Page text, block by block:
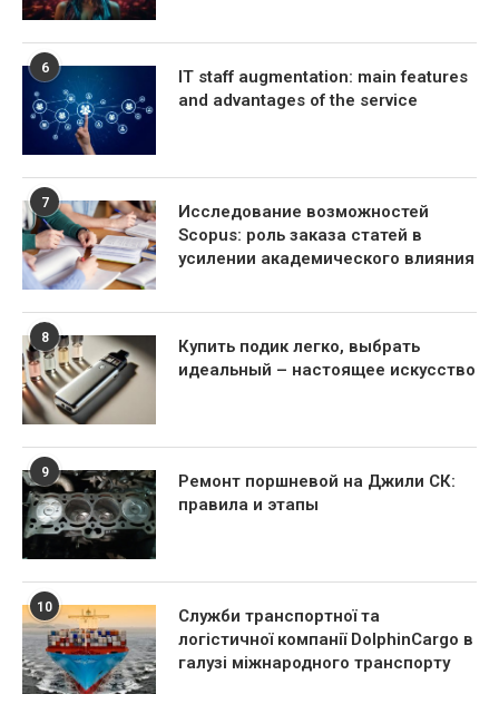
6
IT staff augmentation: main features
and advantages of the service
7
Исследование возможностей
Scopus: роль заказа статей в
усилении академического влияния
8
Купить подик легко, выбрать
идеальный – настоящее искусство
9
Ремонт поршневой на Джили СК:
правила и этапы
10
Служби транспортної та
логістичної компанії DolphinCargo в
галузі міжнародного транспорту